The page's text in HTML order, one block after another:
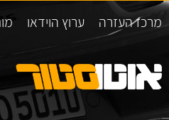
מרכז העזרה ערוץ הוידאו